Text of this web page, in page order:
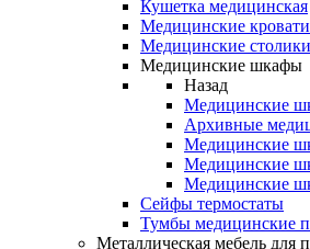
Кушетка медицинская
Медицинские кровати
Медицинские
Медицинские шкафы
Назад
Медицинские
Архивные
Медицинские
Медицинские
Медицинские
Сейфы термостаты
Тумбы медицинские
Металлическая мебель для